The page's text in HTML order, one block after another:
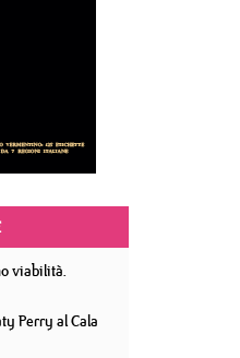
viabilità.
Perry al Cala